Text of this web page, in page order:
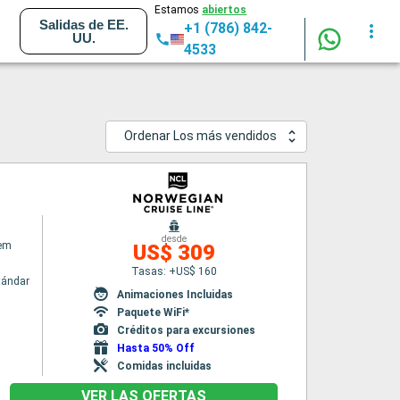
Salidas de EE.
UU.
Estamos abiertos
+1 (786) 842-
4533
Ordenar Los más vendidos
desde
US$ 309
Tasas: +US$ 160
Animaciones Incluidas
Paquete WiFi*
Créditos para excursiones
Hasta 50% Off
Comidas incluidas
VER LAS OFERTAS